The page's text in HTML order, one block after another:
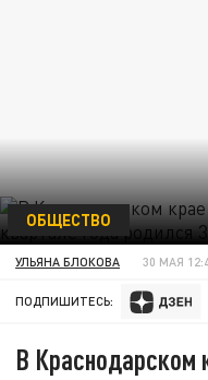
ОБЩЕСТВО
УЛЬЯНА БЛОКОВА 30 МАЯ
ПОДПИШИТЕСЬ:
В